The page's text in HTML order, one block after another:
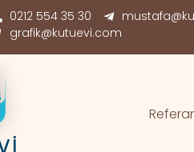
0212 554 35 30
grafik@kutuevi.com